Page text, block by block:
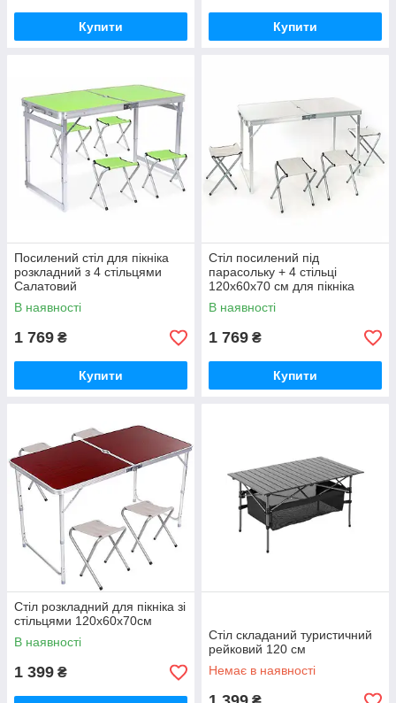
Купити Купити
Посилений стіл для пікніка
розкладний з 4 стільцями
Салатовий
В наявності
1 769 ₴
Купити
Стіл посилений під
парасольку + 4 стільці
120x60x70 см для пікніка
В наявності
1 769 ₴
Купити
Стіл розкладний для пікніка зі
стільцями 120х60х70см
В наявності
1 399 ₴
Стіл складаний туристичний
рейковий 120 см
Немає в наявності